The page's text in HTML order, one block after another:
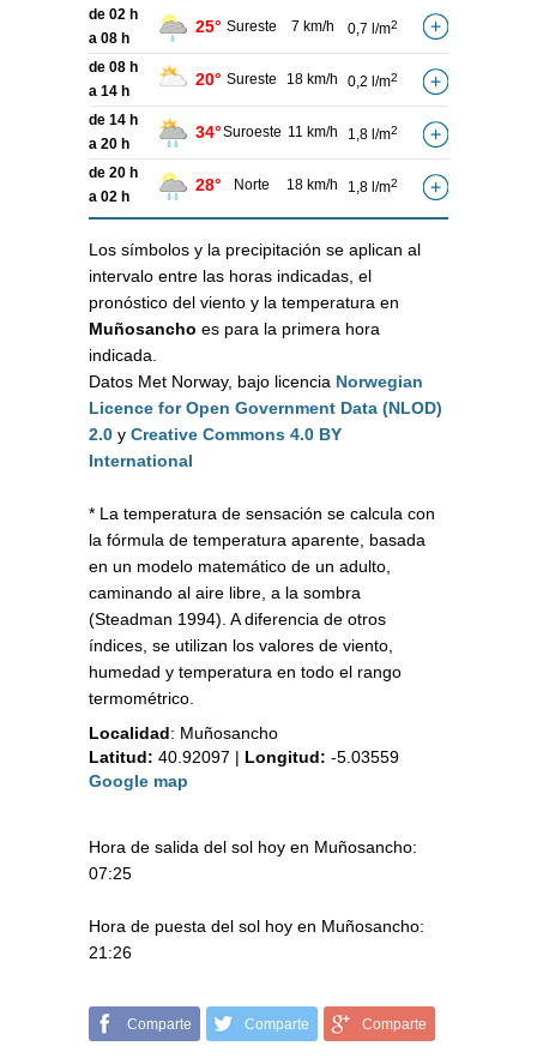
de 02 h
a 08 h
25° Sureste 7 km/h 0,7 l/m2
de 08 h
a 14 h
20° Sureste 18 km/h 0,2 l/m2
de 14 h
a 20 h
34°Suroeste 11 km/h 1,8 l/m2
de 20 h
a 02 h
28° Norte 18 km/h 1,8 l/m2
Los símbolos y la precipitación se aplican al
intervalo entre las horas indicadas, el
pronóstico del viento y la temperatura en
Muñosancho es para la primera hora
indicada.
Datos Met Norway, bajo licencia Norwegian
Licence for Open Government Data (NLOD)
2.0 y Creative Commons 4.0 BY
International
* La temperatura de sensación se calcula con
la fórmula de temperatura aparente, basada
en un modelo matemático de un adulto,
caminando al aire libre, a la sombra
(Steadman 1994). A diferencia de otros
índices, se utilizan los valores de viento,
humedad y temperatura en todo el rango
termométrico.
Localidad: Muñosancho
Latitud: 40.92097 | Longitud: -5.03559
Google map
Hora de salida del sol hoy en Muñosancho:
07:25
Hora de puesta del sol hoy en Muñosancho:
21:26
Comparte Comparte Comparte